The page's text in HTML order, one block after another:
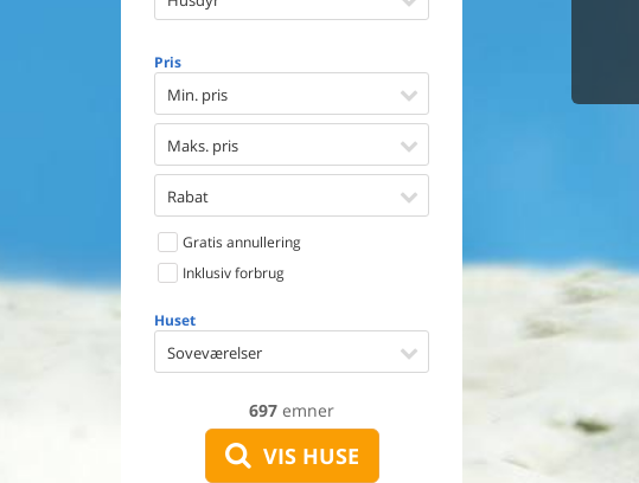
Pris
Min. pris
Maks. pris
Rabat
Gratis annullering
Inklusiv forbrug
Huset
Soveværelser
697 emner
VIS HUSE
Energivenligt